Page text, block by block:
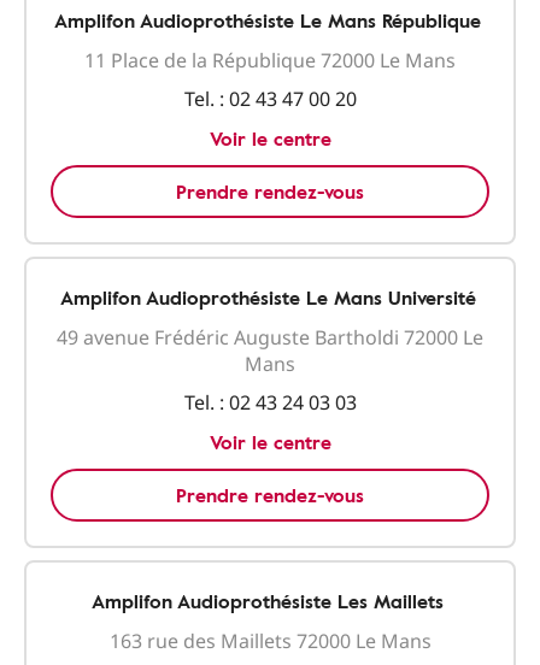
Amplifon Audioprothésiste Le Mans République
11 Place de la République 72000 Le Mans
Tel. : 02 43 47 00 20
Voir le centre
Prendre rendez-vous
Amplifon Audioprothésiste Le Mans Université
49 avenue Frédéric Auguste Bartholdi 72000 Le
Mans
Tel. : 02 43 24 03 03
Voir le centre
Prendre rendez-vous
Amplifon Audioprothésiste Les Maillets
163 rue des Maillets 72000 Le Mans